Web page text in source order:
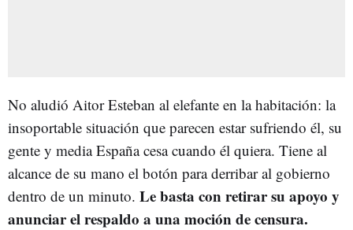
No aludió Aitor Esteban al elefante en la habitación: la
insoportable situación que parecen estar sufriendo él, su
gente y media España cesa cuando él quiera. Tiene al
alcance de su mano el botón para derribar al gobierno
dentro de un minuto. Le basta con retirar su apoyo y
anunciar el respaldo a una moción de censura.